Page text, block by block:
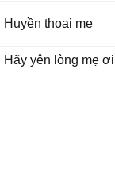
Huyền thoại mẹ
Hãy yên lòng mẹ ơi